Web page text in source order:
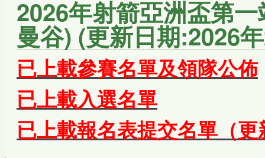
2026年射箭亞洲盃第
曼谷) (更新日期:2026
已上載參賽名單及領隊公佈
已上載入選名單
已上載報名表提交名單（